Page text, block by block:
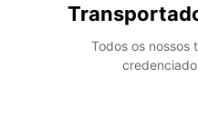
Todos os nossos